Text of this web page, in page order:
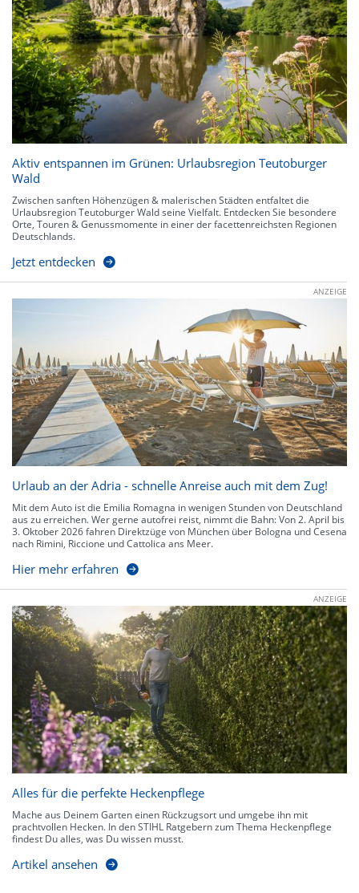
Aktiv entspannen im Grünen: Urlaubsregion Teutoburger
Wald
Zwischen sanften Höhenzügen & malerischen Städten entfaltet die
Urlaubsregion Teutoburger Wald seine Vielfalt. Entdecken Sie besondere
Orte, Touren & Genussmomente in einer der facettenreichsten Regionen
Deutschlands.
Jetzt entdecken
ANZEIGE
Urlaub an der Adria - schnelle Anreise auch mit dem Zug!
Mit dem Auto ist die Emilia Romagna in wenigen Stunden von Deutschland
aus zu erreichen. Wer gerne autofrei reist, nimmt die Bahn: Von 2. April bis
3. Oktober 2026 fahren Direktzüge von München über Bologna und Cesena
nach Rimini, Riccione und Cattolica ans Meer.
Hier mehr erfahren
ANZEIGE
Alles für die perfekte Heckenpflege
Mache aus Deinem Garten einen Rückzugsort und umgebe ihn mit
prachtvollen Hecken. In den STIHL Ratgebern zum Thema Heckenpflege
findest Du alles, was Du wissen musst.
Artikel ansehen